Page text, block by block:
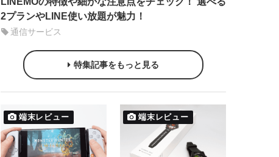
2プランやLINE使い放題が魅力！
通信サービス
特集記事をもっと見る
端末レビュー 端末レビュー